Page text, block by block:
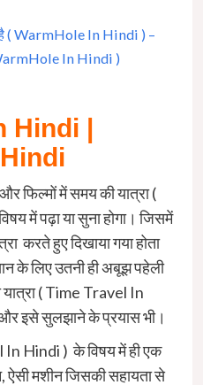
है ( WarmHole In Hindi ) –
WarmHole In Hindi )
Hindi |
फिल्मों में समय की यात्रा (
में पढ़ा या सुना होगा। जिसमें
करते हुए दिखाया गया होता
के लिए उतनी ही अबूझ पहेली
( Time Travel In
इसे सुलझाने के प्रयास भी।
In Hindi ) के विषय में ही एक
ऐसी मशीन जिसकी सहायता से